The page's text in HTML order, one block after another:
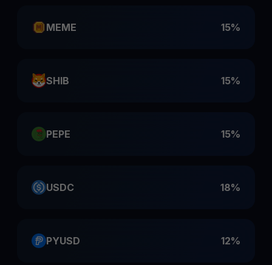
MEME 15%
SHIB 15%
PEPE 15%
USDC 18%
PYUSD 12%